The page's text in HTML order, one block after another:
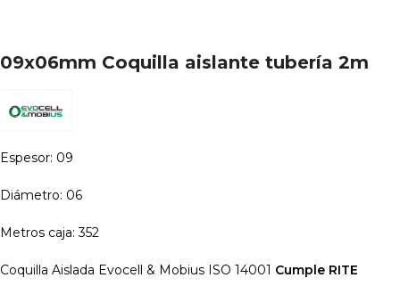
09x06mm Coquilla aislante tubería 2m
Espesor: 09
Diámetro: 06
Metros caja: 352
Coquilla Aislada Evocell & Mobius ISO 14001 Cumple RITE